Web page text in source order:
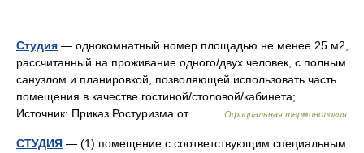
Студия — однокомнатный номер площадью не менее 25 м2,
рассчитанный на проживание одного/двух человек, с полным
санузлом и планировкой, позволяющей использовать часть
помещения в качестве гостиной/столовой/кабинета;...
Источник: Приказ Ростуризма от… …
Официальная терминология
СТУДИЯ — (1) помещение с соответствующим специальным